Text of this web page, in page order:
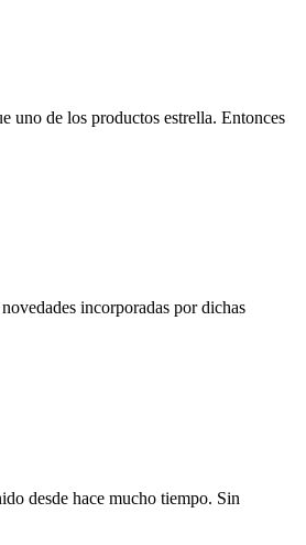
uno de los productos estrella. Entonces
incorporadas por dichas
desde hace mucho tiempo. Sin